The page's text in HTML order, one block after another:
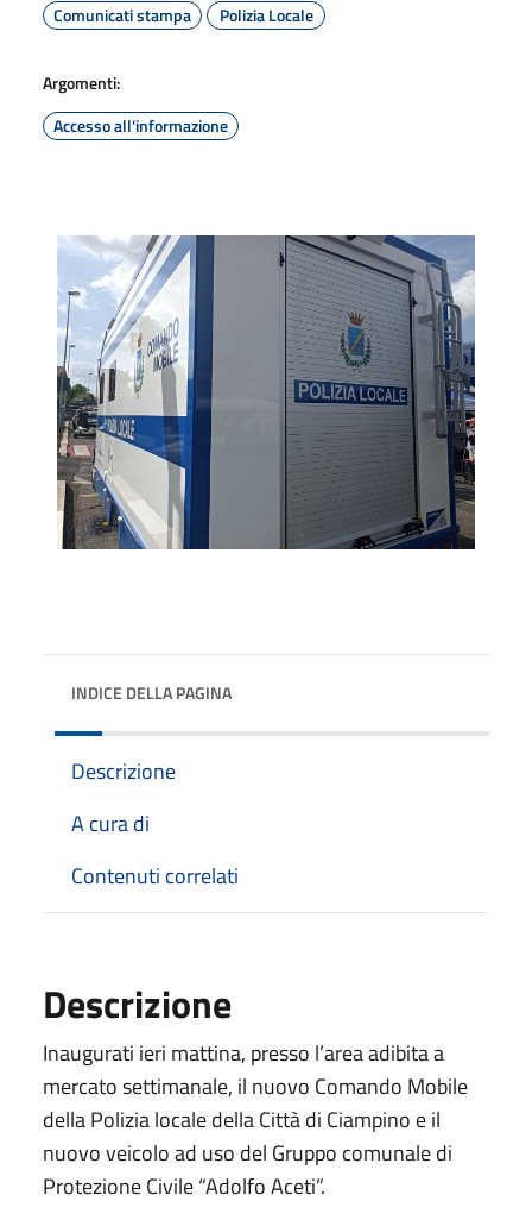
Comunicati stampa
Polizia Locale
Argomenti:
Accesso all'informazione
INDICE DELLA PAGINA
Descrizione
A cura di
Contenuti correlati
Descrizione
Inaugurati ieri mattina, presso l’area adibita a
mercato settimanale, il nuovo Comando Mobile
della Polizia locale della Città di Ciampino e il
nuovo veicolo ad uso del Gruppo comunale di
Protezione Civile “Adolfo Aceti”.